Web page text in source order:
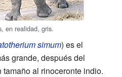
en realidad, gris.
simum) es el
grande, después del
al rinoceronte indio.